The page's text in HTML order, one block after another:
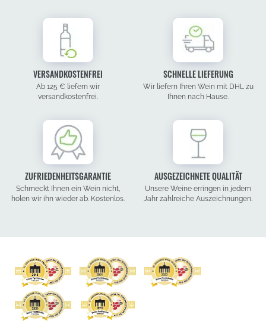
VERSANDKOSTENFREI
Ab 125 € liefern wir
versandkostenfrei.
SCHNELLE LIEFERUNG
Wir liefern Ihren Wein mit DHL zu
Ihnen nach Hause.
ZUFRIEDENHEITSGARANTIE
Schmeckt Ihnen ein Wein nicht,
holen wir ihn wieder ab. Kostenlos.
AUSGEZEICHNETE QUALITÄT
Unsere Weine erringen in jedem
Jahr zahlreiche Auszeichnungen.